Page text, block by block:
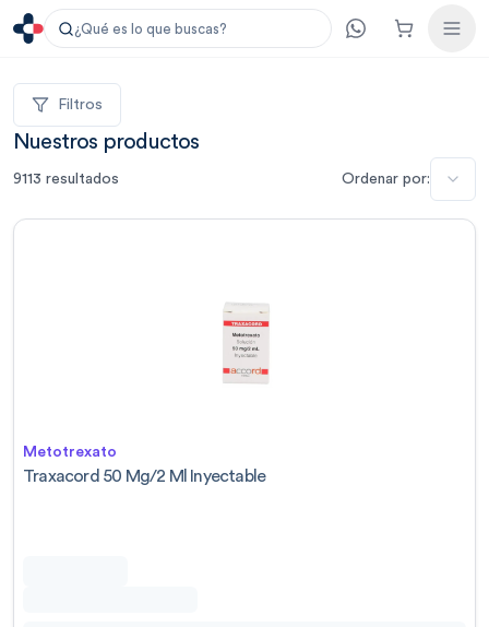
¿Qué es lo que buscas?
Filtros
Nuestros productos
9113 resultados Ordenar por:
Metotrexato
Traxacord 50 Mg/2 Ml Inyectable